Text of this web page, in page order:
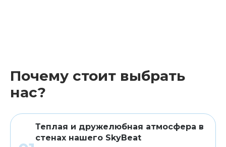
Почему стоит выбрать
нас?
Теплая и дружелюбная атмосфера в
стенах нашего SkyBeat